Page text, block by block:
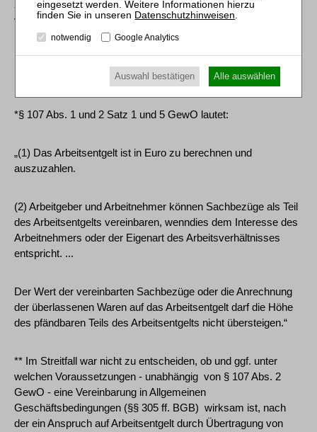
-
Vorinstanz: Landesarbeitsgericht Baden-Württemberg
Kammern Mannheim, Urteil vom 10. April 2024 - 19 Sa 29/23 -
*§ 107 Abs. 1 und 2 Satz 1 und 5 GewO lautet:
„(1) Das Arbeitsentgelt ist in Euro zu berechnen und
auszuzahlen.
(2) Arbeitgeber und Arbeitnehmer können Sachbezüge als Teil
des Arbeitsentgelts vereinbaren, wenndies dem Interesse des
Arbeitnehmers oder der Eigenart des Arbeitsverhältnisses
entspricht. ...
Der Wert der vereinbarten Sachbezüge oder die Anrechnung
der überlassenen Waren auf das Arbeitsentgelt darf die Höhe
des pfändbaren Teils des Arbeitsentgelts nicht übersteigen.“
** Im Streitfall war nicht zu entscheiden, ob und ggf. unter
welchen Voraussetzungen - unabhängig von § 107 Abs. 2
GewO - eine Vereinbarung in Allgemeinen
Geschäftsbedingungen (§§ 305 ff. BGB) wirksam ist, nach
der ein Anspruch auf Arbeitsentgelt durch Übertragung von
Datenschutzhinweisen.
notwendig Google Analytics
Auswahl bestätigen Alle auswählen